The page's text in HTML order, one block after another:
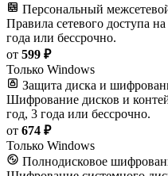
Персональный
Правила сетевого доступа
года или бессрочно.
от 599 ₽
Только Windows
Защита диска и
Шифрование дисков и
год, 3 года или бессрочно.
от 674 ₽
Только Windows
Полнодисковое